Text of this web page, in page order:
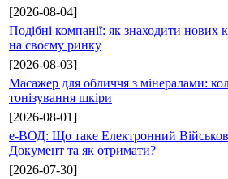
[2026-08-04]
Подібні компанії: як знаходити нових
на своєму ринку
[2026-08-03]
Масажер для обличчя з мінералами:
тонізування шкіри
[2026-08-01]
е-ВОД: Що таке Електронний
Документ та як отримати?
[2026-07-30]